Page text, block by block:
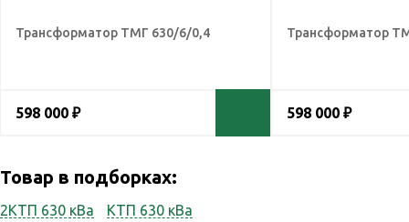
Трансформатор ТМГ 630/6/0,4
598 000 ₽
Трансформатор
598 000 ₽
Товар в подборках:
2КТП 630 кВа КТП 630 кВа